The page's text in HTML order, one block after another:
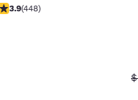
de 3.9 estrellas.
3.9(448)